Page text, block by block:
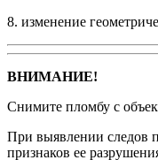
8. изменение
ВНИМАНИЕ!
Снимите пломбу с
При выявлении следов
признаков ее